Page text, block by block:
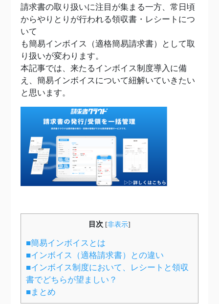
請求書の取り扱いに注目が集まる一方、常日頃
からやりとりが行われる領収書・レシートにつ
いて
も簡易インボイス（適格簡易請求書）として取
り扱いが変わります。
本記事では、来たるインボイス制度導入に備
え、簡易インボイスについて紐解いていきたい
と思います。
目次 [非表示]
■簡易インボイスとは
■インボイス（適格請求書）との違い
■インボイス制度において、レシートと領収
書でどちらが望ましい？
■まとめ